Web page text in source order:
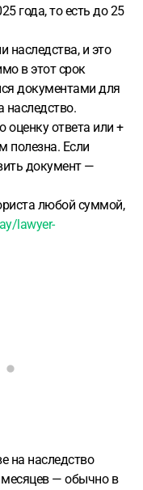
года, то есть до 25
наследства, и это
в этот срок
документами для
наследство.
оценку ответа или +
полезна. Если
документ —
любой суммой,
lawyer-
на наследство
месяцев — обычно в